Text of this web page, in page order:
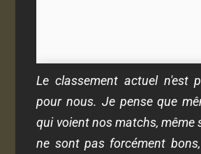
Le classement actuel n'est
pour nous. Je pense que
qui voient nos matchs, même
ne sont pas forcément